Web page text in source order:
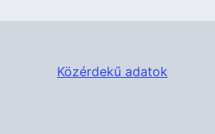
Közérdekű adatok